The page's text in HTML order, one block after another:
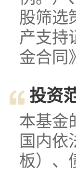
股筛选
产支持
金合同
投资
本基金
国内依
板）、